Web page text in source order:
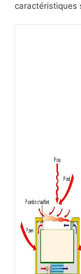
caractéristiques